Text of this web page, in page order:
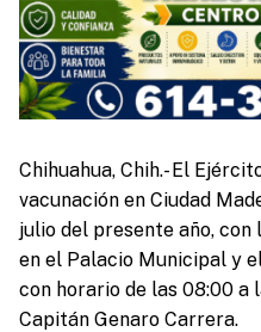
Chihuahua, Chih.- El
vacunación en Ciudad
julio del presente año, con
en el Palacio Municipal y
con horario de las 08:00 a
Capitán Genaro Carrera.